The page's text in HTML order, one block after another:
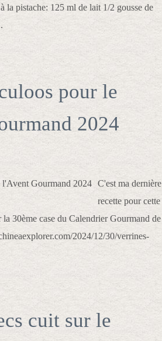
la pistache: 125 ml de lait 1/2 gousse de
pour le
2024
C'est ma dernière
recette pour cette
30ème case du Calendrier Gourmand de
2024/12/30/verrines-
cuit sur le